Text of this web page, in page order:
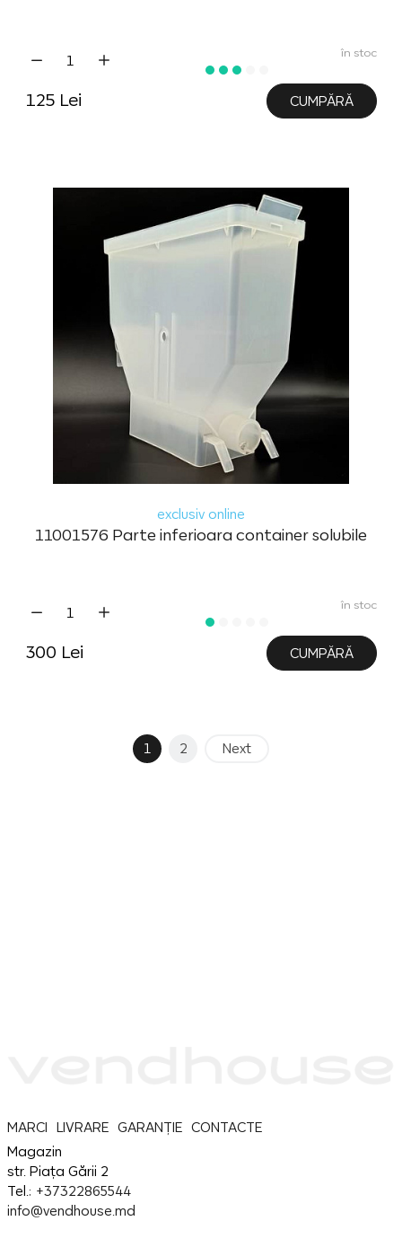
în stoc
125 Lei CUMPĂRĂ
exclusiv online
11001576 Parte inferioara container solubile
în stoc
300 Lei CUMPĂRĂ
1 2 Next
MARCI LIVRARE GARANȚIE
CONTACTE
Magazin
str. Piața Gării 2
Tel.: +37322865544
info@vendhouse.md